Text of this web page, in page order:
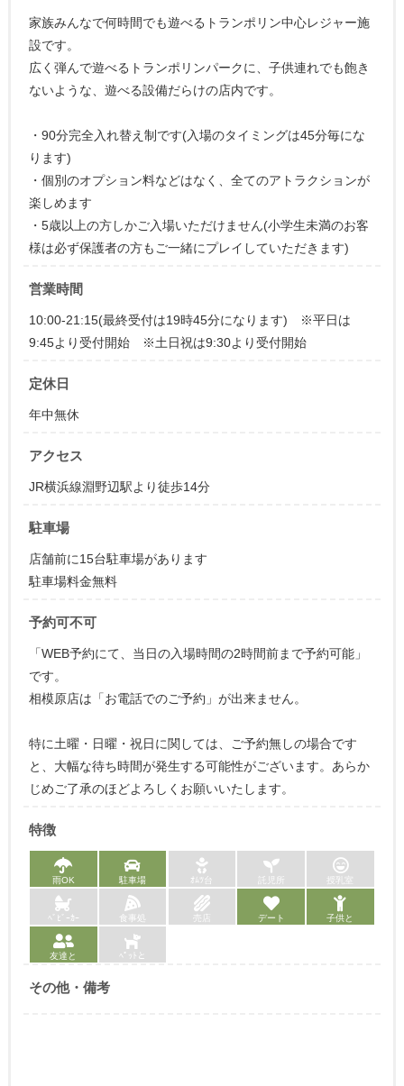
家族みんなで何時間でも遊べるトランポリン中心レジャー施
設です。
広く弾んで遊べるトランポリンパークに、子供連れでも飽き
ないような、遊べる設備だらけの店内です。
・90分完全入れ替え制です(入場のタイミングは45分毎にな
ります)
・個別のオプション料などはなく、全てのアトラクションが
楽しめます
・5歳以上の方しかご入場いただけません(小学生未満のお客
様は必ず保護者の方もご一緒にプレイしていただきます)
営業時間
10:00-21:15(最終受付は19時45分になります) ※平日は
9:45より受付開始 ※土日祝は9:30より受付開始
定休日
年中無休
アクセス
JR横浜線淵野辺駅より徒歩14分
駐車場
店舗前に15台駐車場があります
駐車場料金無料
予約可不可
「WEB予約にて、当日の入場時間の2時間前まで予約可能」
です。
相模原店は「お電話でのご予約」が出来ません。
特に土曜・日曜・祝日に関しては、ご予約無しの場合です
と、大幅な待ち時間が発生する可能性がございます。あらか
じめご了承のほどよろしくお願いいたします。
特徴
雨OK 駐車場 ｵﾑﾂ台 託児所 授乳室
ﾍﾞﾋﾞｰｶｰ 食事処 売店 デート 子供と
友達と ﾍﾟｯﾄと
その他・備考